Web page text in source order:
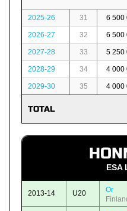
2025-26 31 6 500
2026-27 32 6 500
2027-28 33 5 250
2028-29 34 4 000
2029-30 35 4 000
TOTAL
ESA
2013-14 U20
Or